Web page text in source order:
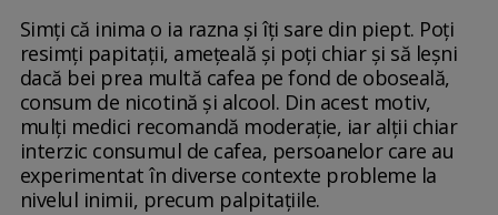
Simți că inima o ia razna și îți sare din piept. Poți
resimți papitații, amețeală și poți chiar și să leșni
dacă bei prea multă cafea pe fond de oboseală,
consum de nicotină și alcool. Din acest motiv,
mulți medici recomandă moderație, iar alții chiar
interzic consumul de cafea, persoanelor care au
experimentat în diverse contexte probleme la
nivelul inimii, precum palpitațiile.